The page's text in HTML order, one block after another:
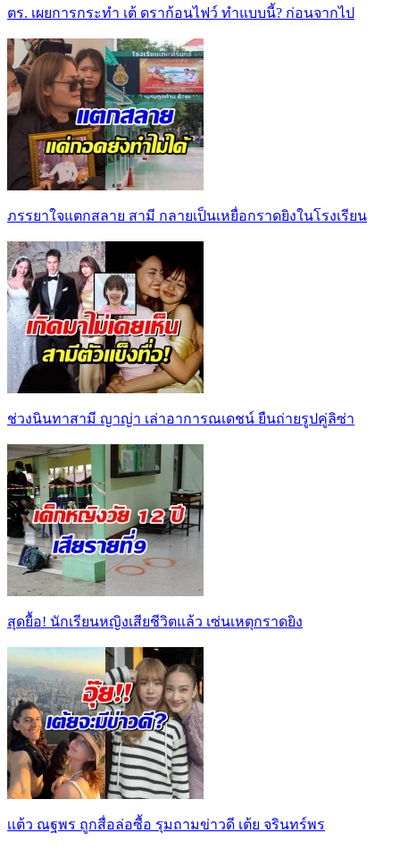
ตร. เผยการกระทำ เต้ ดราก้อนไฟว์ ทำแบบนี้? ก่อนจากไป
ภรรยาใจแตกสลาย สามี กลายเป็นเหยื่อกราดยิงในโรงเรียน
ช่วงนินทาสามี ญาญ่า เล่าอาการณเดชน์ ยืนถ่ายรูปคู่ลิซ่า
สุดยื้อ! นักเรียนหญิงเสียชีวิตแล้ว เซ่นเหตุกราดยิง
เเต้ว ณฐพร ถูกสื่อล่อซื้อ รุมถามข่าวดี เต้ย จรินทร์พร